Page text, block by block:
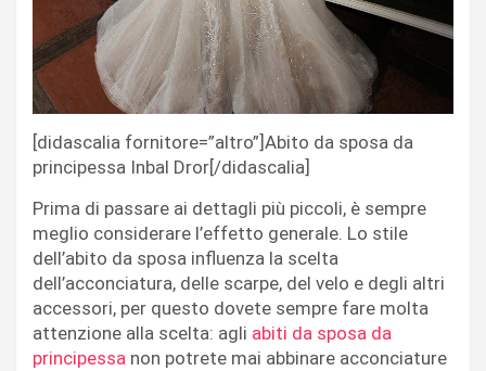
[didascalia fornitore=”altro”]Abito da sposa da
principessa Inbal Dror[/didascalia]
Prima di passare ai dettagli più piccoli, è sempre
meglio considerare l’effetto generale. Lo stile
dell’abito da sposa influenza la scelta
dell’acconciatura, delle scarpe, del velo e degli altri
accessori, per questo dovete sempre fare molta
attenzione alla scelta: agli abiti da sposa da
principessa non potrete mai abbinare acconciature